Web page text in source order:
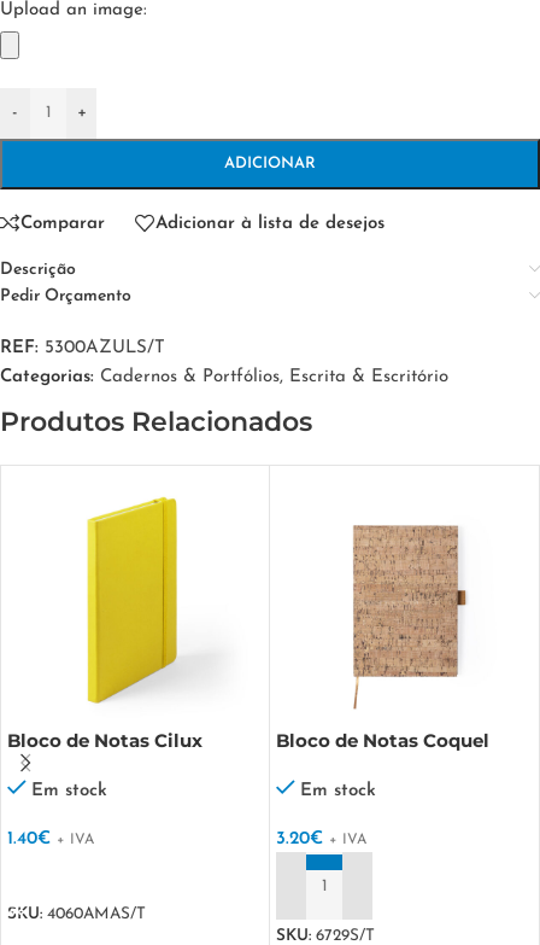
Upload an image:
- +
ADICIONAR
Comparar Adicionar à lista de desejos
Descrição
Pedir Orçamento
REF: 5300AZULS/T
Categorias: Cadernos & Portfólios, Escrita & Escritório
Produtos Relacionados
Bloco de Notas Cilux
Em stock
1.40€ + IVA
SKU: 4060AMAS/T
Bloco de Notas Coquel
Em stock
3.20€ + IVA
SKU: 6729S/T